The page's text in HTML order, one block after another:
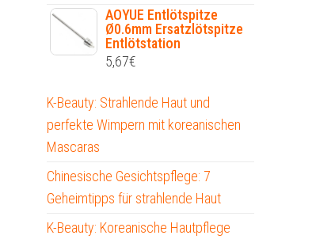
AOYUE Entlötspitze
Ø0.6mm Ersatzlötspitze
Entlötstation
5,67€
K-Beauty: Strahlende Haut und
perfekte Wimpern mit koreanischen
Mascaras
Chinesische Gesichtspflege: 7
Geheimtipps für strahlende Haut
K-Beauty: Koreanische Hautpflege